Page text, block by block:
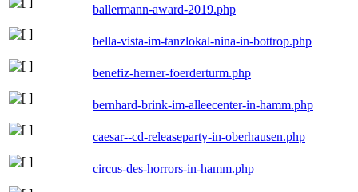
ballermann-award-2019.php
bella-vista-im-tanzlokal-nina-in-bottrop.php
benefiz-herner-foerderturm.php
bernhard-brink-im-alleecenter-in-hamm.php
caesar--cd-releaseparty-in-oberhausen.php
circus-des-horrors-in-hamm.php